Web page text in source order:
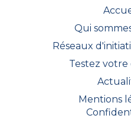
Qui
Réseaux
Testez votre
Mentions